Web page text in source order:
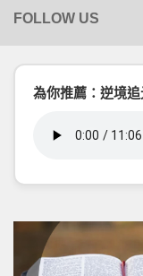
為你推薦：逆境